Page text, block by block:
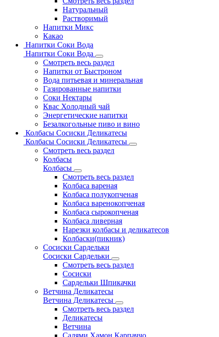
Натуральный
Растворимый
Напитки Микс
Какао
Напитки Соки Вода
Напитки Соки Вода
Смотреть весь раздел
Напитки от Быстроном
Вода питьевая и минеральная
Газированные напитки
Соки Нектары
Квас Холодный чай
Энергетические напитки
Безалкогольные пиво и вино
Колбасы Сосиски Деликатесы
Колбасы Сосиски Деликатесы
Смотреть весь раздел
Колбасы
Колбасы
Смотреть весь раздел
Колбаса вареная
Колбаса полукопченая
Колбаса варенокопченая
Колбаса сырокопченая
Колбаса ливерная
Нарезки колбасы и деликатесов
Колбаски(пикник)
Сосиски Сардельки
Сосиски Сардельки
Смотреть весь раздел
Сосиски
Сардельки Шпикачки
Ветчина Деликатесы
Ветчина Деликатесы
Смотреть весь раздел
Деликатесы
Ветчина
Салями Хамон Карпаччо